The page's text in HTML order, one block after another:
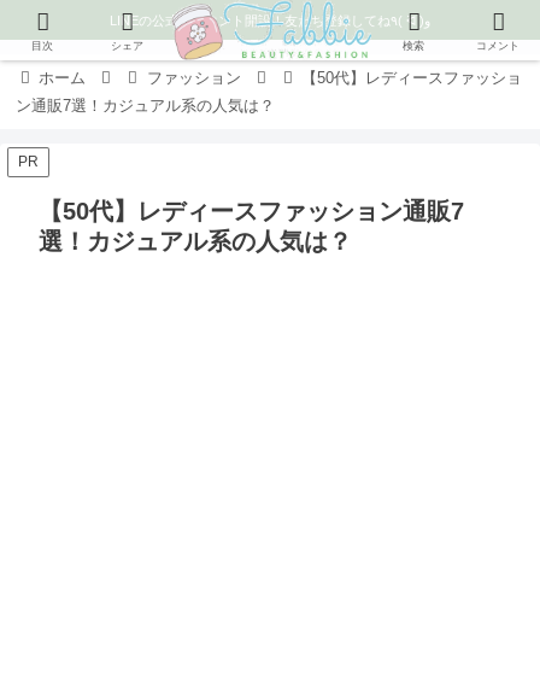
LINEの公式アカウント開設！友だち登録してね٩( ᐛ )و
ホーム ファッション
【50代】レディースファッショ
ン通販7選！カジュアル系の人気は？
PR
【50代】レディースファッション通販7
選！カジュアル系の人気は？
目次 シェア 検索 コメント